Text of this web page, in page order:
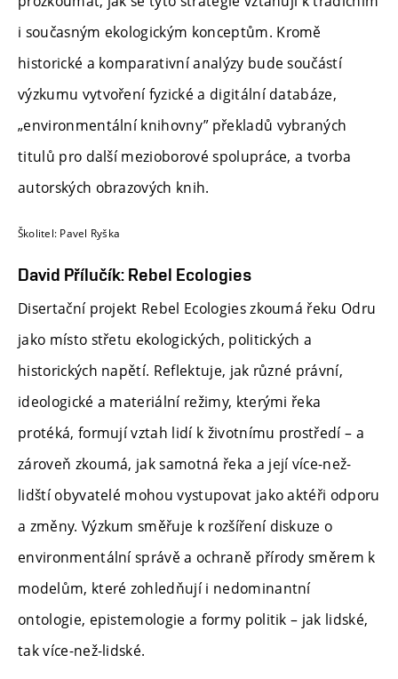
i současným ekologickým konceptům. Kromě
historické a komparativní analýzy bude součástí
výzkumu vytvoření fyzické a digitální databáze,
„environmentální knihovny” překladů vybraných
titulů pro další mezioborové spolupráce, a tvorba
autorských obrazových knih.
Školitel: Pavel Ryška
David Přílučík: Rebel Ecologies
Disertační projekt Rebel Ecologies zkoumá řeku Odru
jako místo střetu ekologických, politických a
historických napětí. Reflektuje, jak různé právní,
ideologické a materiální režimy, kterými řeka
protéká, formují vztah lidí k životnímu prostředí – a
zároveň zkoumá, jak samotná řeka a její více-než-
lidští obyvatelé mohou vystupovat jako aktéři odporu
a změny. Výzkum směřuje k rozšíření diskuze o
environmentální správě a ochraně přírody směrem k
modelům, které zohledňují i nedominantní
ontologie, epistemologie a formy politik – jak lidské,
tak více-než-lidské.